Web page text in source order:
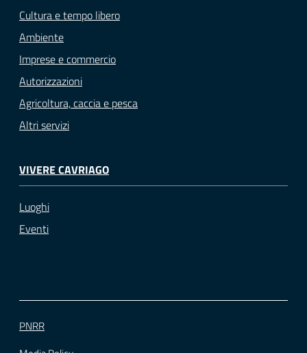
Cultura e tempo libero
Ambiente
Imprese e commercio
Autorizzazioni
Agricoltura, caccia e pesca
Altri servizi
VIVERE CAVRIAGO
Luoghi
Eventi
PNRR